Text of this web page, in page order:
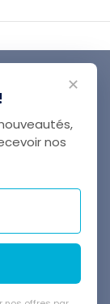
✕
nos